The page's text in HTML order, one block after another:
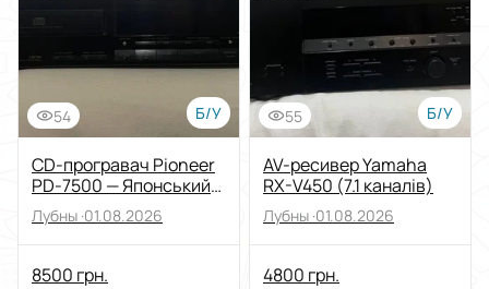
54 Б/У
CD-програвач Pioneer
PD-7500 — Японський
Hi-Fi вінтаж
Лубны ·01.08.2026
8500 грн.
55 Б/У
AV-ресивер Yamaha
RX-V450 (7.1 каналів)
Лубны ·01.08.2026
4800 грн.